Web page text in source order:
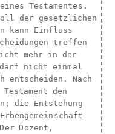
Testamentes.
der gesetzlichen
kann Einfluss
treffen
mehr in der
nicht einmal
entscheiden. Nach
den
die Entstehung
Dozent,